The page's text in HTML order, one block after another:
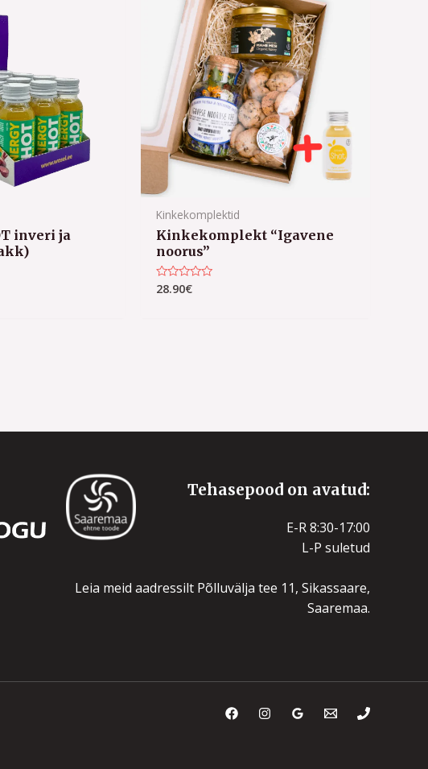
inveri ja
Kinkekomplektid
Kinkekomplekt “Igavene
noorus”
Hinnanguga
28.90€
Tehasepood on avatud:
E-R 8:30-17:00
L-P suletud
Leia meid aadressilt Põlluvälja tee 11, Sikassaare,
Saaremaa.